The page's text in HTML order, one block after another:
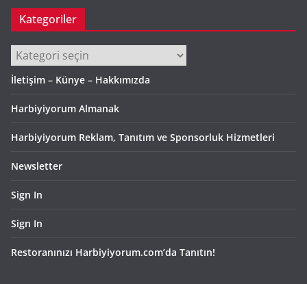
Kategoriler
Kategoriler
İletişim – Künye – Hakkımızda
Harbiyiyorum Almanak
Harbiyiyorum Reklam, Tanıtım ve Sponsorluk Hizmetleri
Newsletter
Sign In
Sign In
Restoranınızı Harbiyiyorum.com’da Tanıtın!